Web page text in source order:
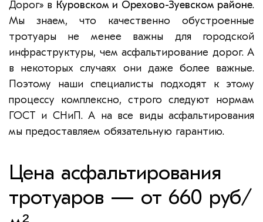
Дорог» в Куровском и Орехово-Зуевском районе.
Мы знаем, что качественно обустроенные
тротуары не менее важны для городской
инфраструктуры, чем асфальтирование дорог. А
в некоторых случаях они даже более важные.
Поэтому наши специалисты подходят к этому
процессу комплексно, строго следуют нормам
ГОСТ и СНиП. А на все виды асфальтирования
мы предоставляем обязательную гарантию.
Цена асфальтирования
тротуаров — от 660 руб/